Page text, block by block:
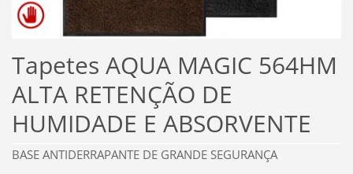
Tapetes AQUA MAGIC 564HM
ALTA RETENÇÃO DE
HUMIDADE E ABSORVENTE
BASE ANTIDERRAPANTE DE GRANDE SEGURANÇA